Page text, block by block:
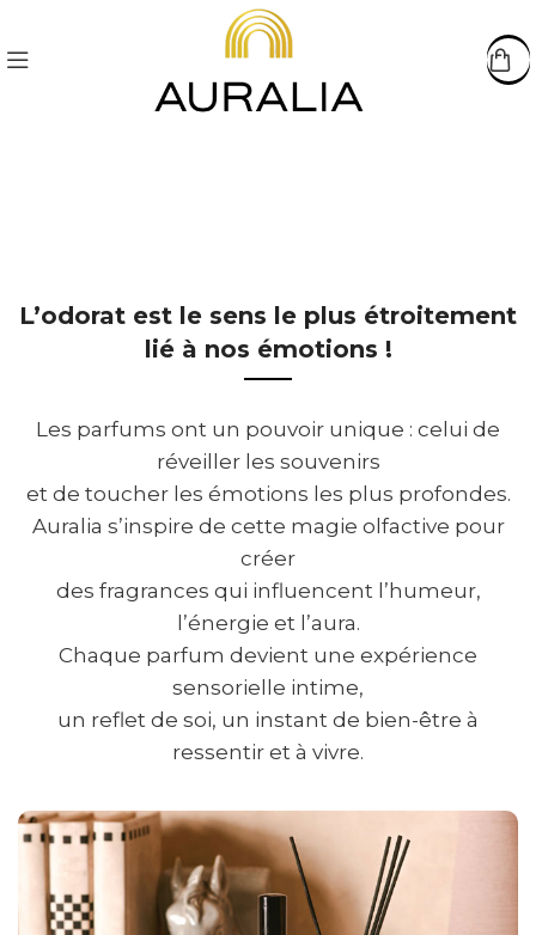
L’odorat est le sens le plus étroitement
lié à nos émotions !
Les parfums ont un pouvoir unique : celui de
réveiller les souvenirs
et de toucher les émotions les plus profondes.
Auralia s’inspire de cette magie olfactive pour
créer
des fragrances qui influencent l’humeur,
l’énergie et l’aura.
Chaque parfum devient une expérience
sensorielle intime,
un reflet de soi, un instant de bien-être à
ressentir et à vivre.